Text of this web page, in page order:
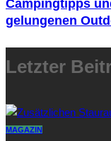
Campingtipps
gelungenen
Letzter
MAGAZIN